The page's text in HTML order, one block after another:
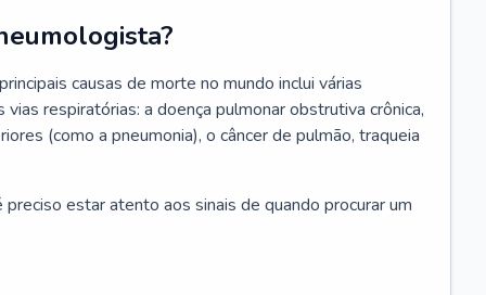
causas de morte no mundo inclui várias
respiratórias: a doença pulmonar obstrutiva crônica,
(como a pneumonia), o câncer de pulmão, traqueia
estar atento aos sinais de quando procurar um